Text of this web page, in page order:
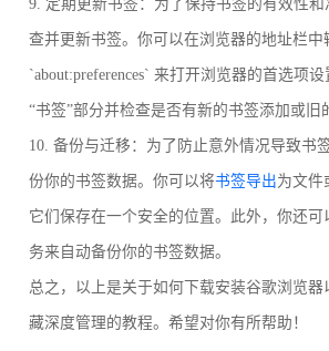
9. 定期更新书签：为了保持书签的有效性
查并更新书签。你可以在浏览器的地址栏中
`about:preferences` 来打开浏览器的首选项
“书签”部分并检查是否有新的书签添加或旧
10. 备份与迁移：为了防止意外情况导致书
份你的书签数据。你可以将书签导出为文件
它们保存在一个安全的位置。此外，你还可
务来自动备份你的书签数据。
总之，以上是关于如何下载安装谷歌浏览
藏深度管理的教程。希望对你有所帮助！